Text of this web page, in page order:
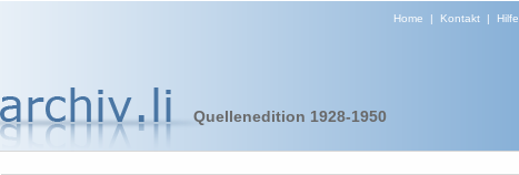
Home | Kontakt| Hilfe
Quellenedition 1928-1950